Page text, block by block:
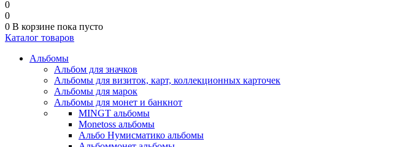
0
0
0 В корзине пока пусто
Каталог товаров
Альбомы
Альбом для значков
Альбомы для визиток, карт, коллекционных карточек
Альбомы для марок
Альбомы для монет и банкнот
MINGT альбомы
Monetoss альбомы
Альбо Нумисматико альбомы